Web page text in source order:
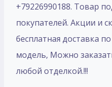
+79226990188. Товар
покупателей. Акции и
бесплатная доставка
модель, Mожно
любой отделкой.!!!